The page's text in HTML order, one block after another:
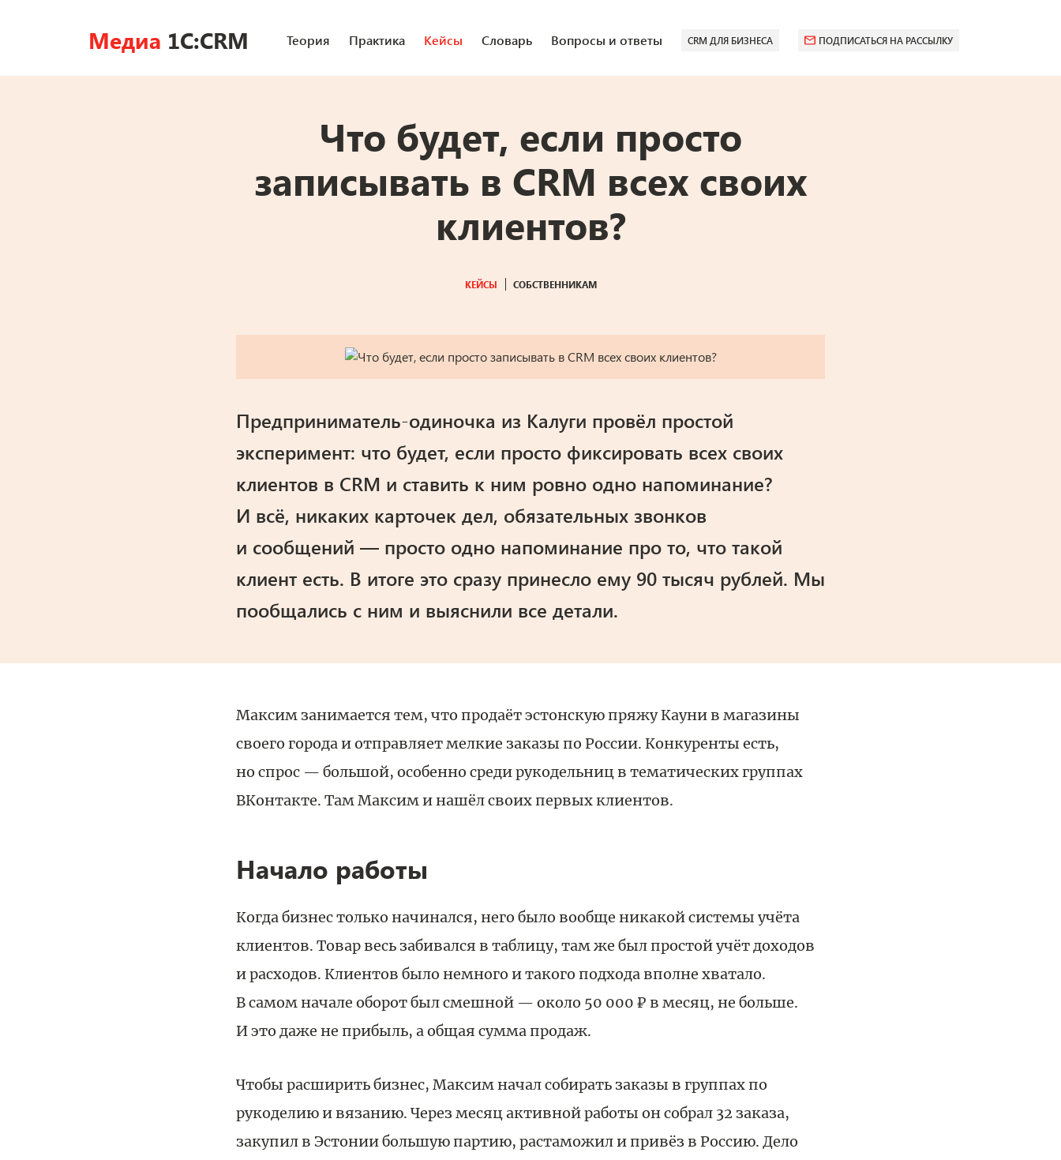
Медиа 1C:CRM Теория Практика Кейсы Словарь Вопросы и ответы CRM ДЛЯ БИЗНЕСА ПОДПИСАТЬСЯ НА РАССЫЛКУ
Что будет, если просто
записывать в CRM всех своих
клиентов?
КЕЙСЫ СОБСТВЕННИКАМ
Предприниматель-одиночка из Калуги провёл простой
эксперимент: что будет, если просто фиксировать всех своих
клиентов в CRM и ставить к ним ровно одно напоминание?
И всё, никаких карточек дел, обязательных звонков
и сообщений — просто одно напоминание про то, что такой
клиент есть. В итоге это сразу принесло ему 90 тысяч рублей. Мы
пообщались с ним и выяснили все детали.
Максим занимается тем, что продаёт эстонскую пряжу Кауни в магазины
своего города и отправляет мелкие заказы по России. Конкуренты есть,
но спрос — большой, особенно среди рукодельниц в тематических группах
ВКонтакте. Там Максим и нашёл своих первых клиентов.
Начало работы
Когда бизнес только начинался, него было вообще никакой системы учёта
клиентов. Товар весь забивался в таблицу, там же был простой учёт доходов
и расходов. Клиентов было немного и такого подхода вполне хватало.
В самом начале оборот был смешной — около 50 000 ₽ в месяц, не больше.
И это даже не прибыль, а общая сумма продаж.
Чтобы расширить бизнес, Максим начал собирать заказы в группах по
рукоделию и вязанию. Через месяц активной работы он собрал 32 заказа,
закупил в Эстонии большую партию, растаможил и привёз в Россию. Дело